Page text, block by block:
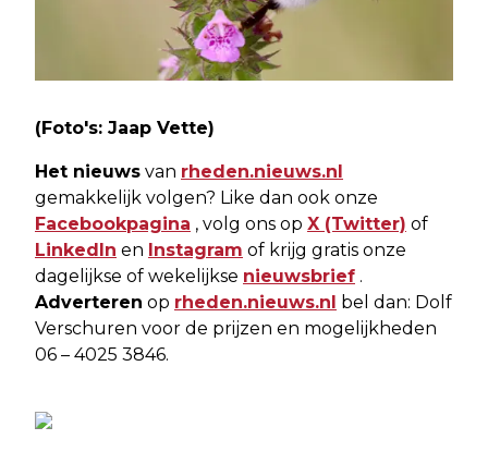
(Foto's: Jaap Vette)
Het nieuws van rheden.nieuws.nl
gemakkelijk volgen? Like dan ook onze
Facebookpagina , volg ons op X (Twitter) of
LinkedIn en Instagram of krijg gratis onze
dagelijkse of wekelijkse nieuwsbrief .
Adverteren op rheden.nieuws.nl bel dan: Dolf
Verschuren voor de prijzen en mogelijkheden
06 – 4025 3846.